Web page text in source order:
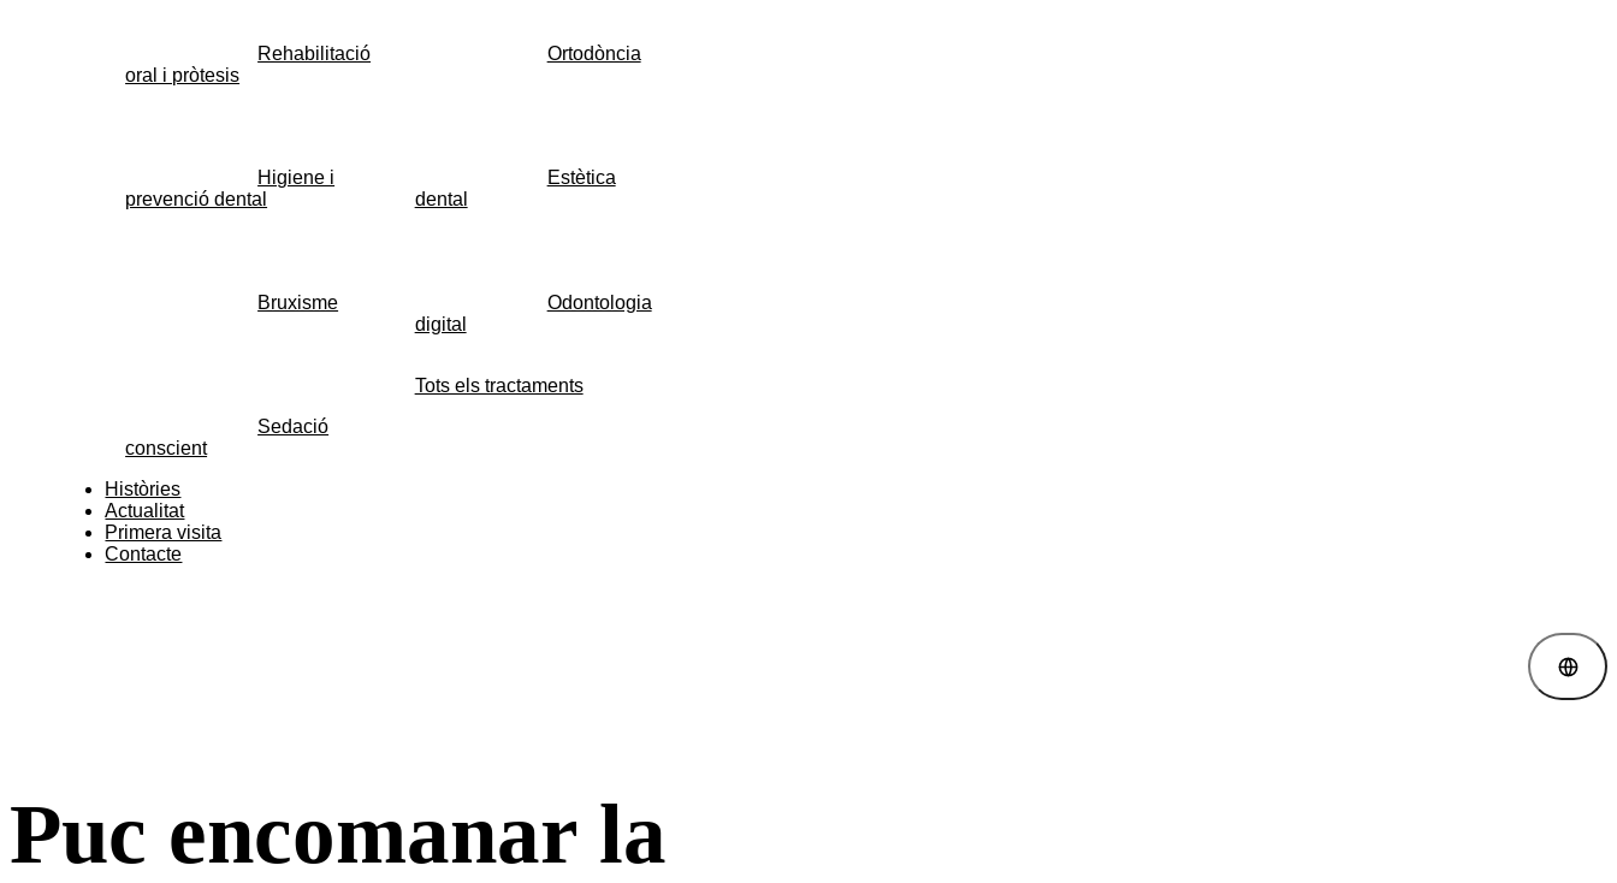
Rehabilitació
oral i pròtesis
Ortodòncia
Higiene i
prevenció dental
Estètica
dental
Bruxisme
Odontologia
digital
Sedació
conscient
Tots els tractaments
Històries
Actualitat
Primera visita
Contacte
Puc encomanar la